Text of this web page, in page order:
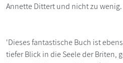
Annette Dittert und nicht zu wenig.
'Dieses fantastische Buch ist
tiefer Blick in die Seele der Briten,